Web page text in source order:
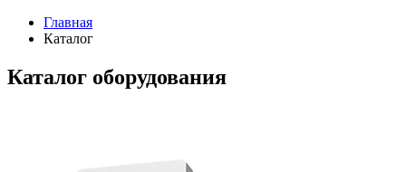
Главная
Каталог
Каталог оборудования